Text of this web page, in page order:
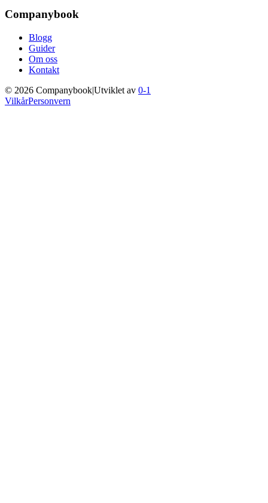
Companybook
Blogg
Guider
Om oss
Kontakt
© 2026 Companybook|Utviklet av 0-1
VilkårPersonvern